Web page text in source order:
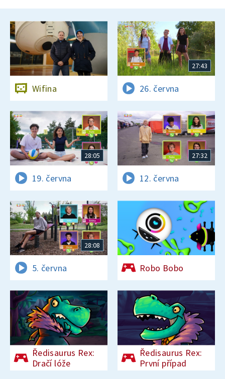
Wifina
27:43
26. června
28:05
19. června
27:32
12. června
28:08
5. června Robo Bobo
Ředisaurus Rex:
Dračí lóže
Ředisaurus Rex:
První případ